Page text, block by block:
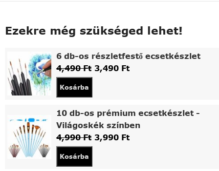
Ezekre még szükséged lehet!
6 db-os részletfestő ecsetkészlet
4,490Ft 3,490 Ft
Kosárba
10 db-os prémium ecsetkészlet -
Világoskék színben
4,990Ft 3,990 Ft
Kosárba